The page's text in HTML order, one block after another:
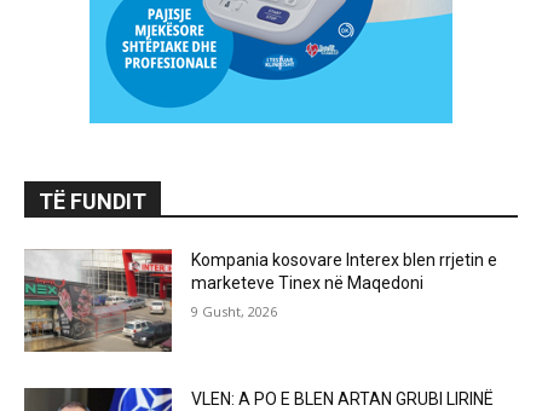
TË FUNDIT
Kompania kosovare Interex blen rrjetin e
marketeve Tinex në Maqedoni
9 Gusht, 2026
VLEN: A PO E BLEN ARTAN GRUBI LIRINË